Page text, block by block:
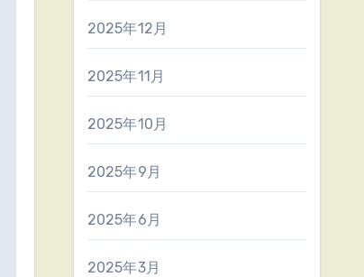
2025年12月
2025年11月
2025年10月
2025年9月
2025年6月
2025年3月